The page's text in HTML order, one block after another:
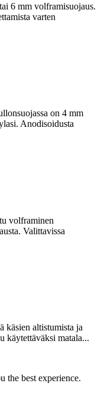
6 mm volframisuojaus.
varten
on 4 mm
Anodisoidusta
volframinen
Valittavissa
käsien altistumista ja
käytettäväksi matala...
the best experience.